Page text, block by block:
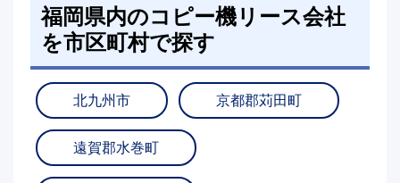
福岡県内のコピー機リース会社
を市区町村で探す
北九州市 京都郡苅田町
遠賀郡水巻町